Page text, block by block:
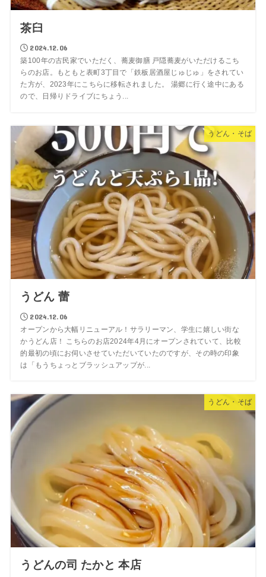
茶臼
2024.12.06
築100年の古民家でいただく、蕎麦御膳 戸隠蕎麦がいただけるこち
らのお店。もともと表町3丁目で「鉄板居酒屋じゅじゅ」をされてい
た方が、2023年にこちらに移転されました。 湯郷に行く途中にある
ので、日帰りドライブにちょう...
うどん・そば
うどん 蕾
2024.12.06
オープンから大幅リニューアル！サラリーマン、学生に嬉しい街な
かうどん店！ こちらのお店2024年4月にオープンされていて、比較
的最初の頃にお伺いさせていただいていたのですが、その時の印象
は「もうちょっとブラッシュアップが...
うどん・そば
うどんの司 たかと 本店